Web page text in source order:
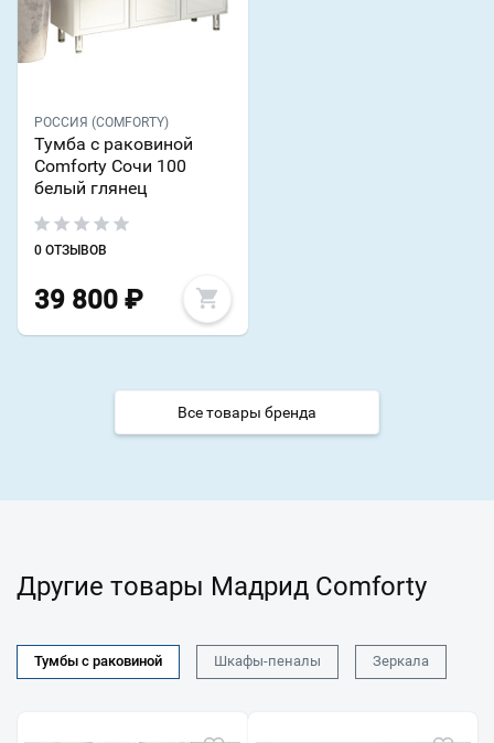
РОССИЯ (COMFORTY)
Тумба с раковиной
Comforty Сочи 100
белый глянец
0 ОТЗЫВОВ
39 800 ₽
Все товары бренда
Другие товары Мадрид Comforty
Тумбы с раковиной Шкафы-пеналы Зеркала